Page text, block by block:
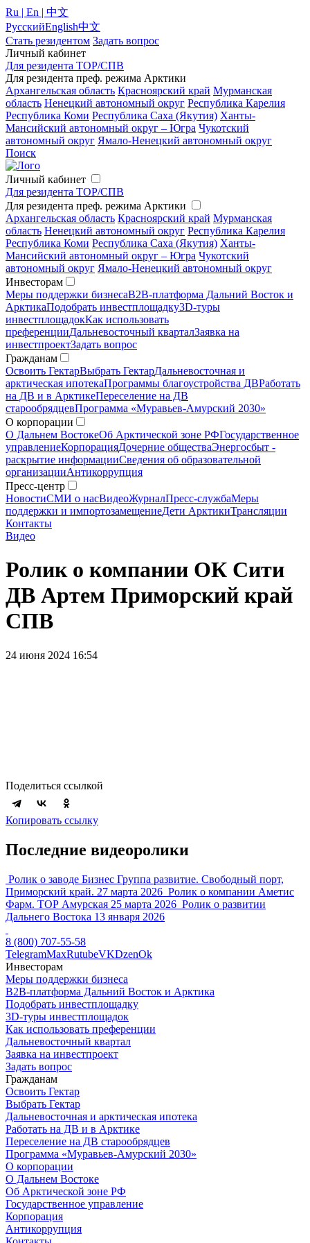
Ru | En | 中文
РусскийEnglish中文
Стать резидентом Задать вопрос
Личный кабинет
Для резидента ТОР/СПВ
Для резидента преф. режима Арктики
Архангельская область Красноярский край Мурманская
область Ненецкий автономный округ Республика Карелия
Республика Коми Республика Саха (Якутия) Ханты-
Мансийский автономный округ – Югра Чукотский
автономный округ Ямало-Ненецкий автономный округ
Поиск
Личный кабинет
Для резидента ТОР/СПВ
Для резидента преф. режима Арктики
Архангельская область Красноярский край Мурманская
область Ненецкий автономный округ Республика Карелия
Республика Коми Республика Саха (Якутия) Ханты-
Мансийский автономный округ – Югра Чукотский
автономный округ Ямало-Ненецкий автономный округ
Инвесторам
Меры поддержки бизнесаB2B-платформа Дальний Восток и
АрктикаПодобрать инвестплощадку3D-туры
инвестплощадокКак использовать
преференцииДальневосточный кварталЗаявка на
инвестпроектЗадать вопрос
Гражданам
Освоить ГектарВыбрать ГектарДальневосточная и
арктическая ипотекаПрограммы благоустройства ДВРаботать
на ДВ и в АрктикеПереселение на ДВ
старообрядцевПрограмма «Муравьев-Амурский 2030»
О корпорации
О Дальнем ВостокеОб Арктической зоне РФГосударственное
управлениеКорпорацияДочерние обществаЭнергосбыт -
раскрытие информацииСведения об образовательной
организацииАнтикоррупция
Пресс-центр
НовостиСМИ о насВидеоЖурналПресс-службаМеры
поддержки и импортозамещениеДети АрктикиТрансляции
Контакты
Видео
Ролик о компании ОК Сити
ДВ Артем Приморский край
СПВ
24 июня 2024 16:54
Поделиться ссылкой
Копировать ссылку
Последние видеоролики
Ролик о заводе Бизнес Группа развитие. Свободный порт,
Приморский край. 27 марта 2026 Ролик о компании Аметис
Фарм. ТОР Амурская 25 марта 2026 Ролик о развитии
Дальнего Востока 13 января 2026
8 (800) 707-55-58
TelegramMaxRutubeVKDzenOk
Инвесторам
Меры поддержки бизнеса
B2B-платформа Дальний Восток и Арктика
Подобрать инвестплощадку
3D-туры инвестплощадок
Как использовать преференции
Дальневосточный квартал
Заявка на инвестпроект
Задать вопрос
Гражданам
Освоить Гектар
Выбрать Гектар
Дальневосточная и арктическая ипотека
Работать на ДВ и в Арктике
Переселение на ДВ старообрядцев
Программа «Муравьев-Амурский 2030»
О корпорации
О Дальнем Востоке
Об Арктической зоне РФ
Государственное управление
Корпорация
Антикоррупция